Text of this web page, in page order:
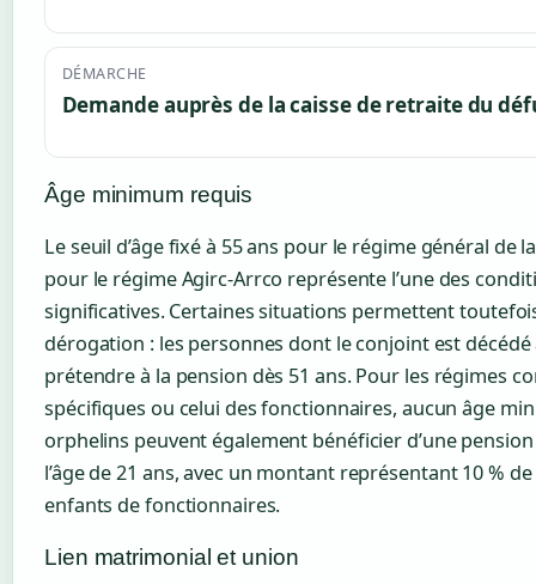
DÉMARCHE
Demande auprès de la caisse de retraite du
Âge minimum requis
Le seuil d’âge fixé à 55 ans pour le régime général de
pour le régime Agirc-Arrco représente l’une des
significatives. Certaines situations permettent
dérogation : les personnes dont le conjoint est
prétendre à la pension dès 51 ans. Pour les régimes
spécifiques ou celui des fonctionnaires, aucun âge
orphelins peuvent également bénéficier d’une
l’âge de 21 ans, avec un montant représentant 10 %
enfants de fonctionnaires.
Lien matrimonial et union